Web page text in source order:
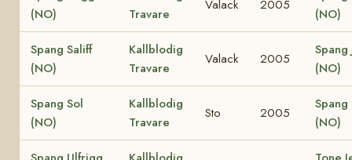
(NO)
Travare
Valack 2005
(NO)
Spang Saliff
(NO)
Kallblodig
Travare
Valack 2005
Spang
(NO)
Spang Sol
(NO)
Kallblodig
Travare
Sto 2005
(NO)